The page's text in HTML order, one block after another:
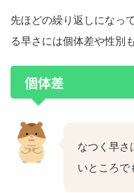
先ほどの繰り返しになっ
る早さには個体差や性別
個体差
なつく早さ
いところで